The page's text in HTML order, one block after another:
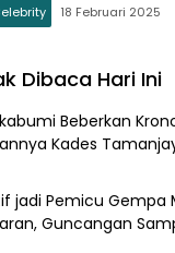
18 Februari 2025
Dibaca Hari Ini
Beberkan
Kades
jadi Pemicu Gempa
Guncangan